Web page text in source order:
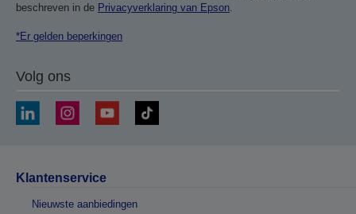
beschreven in de Privacyverklaring van Epson.
*Er gelden beperkingen
Volg ons
Klantenservice
Nieuwste aanbiedingen